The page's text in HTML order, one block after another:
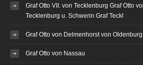
Graf Otto VII. von Tecklenburg Graf Otto
Tecklenburg u. Schwerin Graf Teckl
Graf Otto von Delmenhorst von Oldenburg
Graf Otto von Nassau